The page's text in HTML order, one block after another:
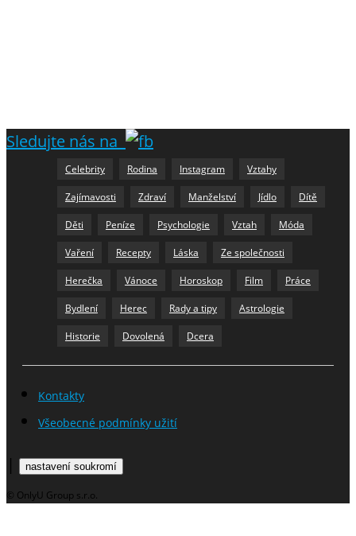
Sledujte nás na
Celebrity Rodina Instagram Vztahy
Zajímavosti Zdraví Manželství Jídlo Dítě
Děti Peníze Psychologie Vztah Móda
Vaření Recepty Láska Ze společnosti
Herečka Vánoce Horoskop Film Práce
Bydlení Herec Rady a tipy Astrologie
Historie Dovolená Dcera
Kontakty
Všeobecné podmínky užití
| nastavení soukromí
© OnlyU Group s.r.o.